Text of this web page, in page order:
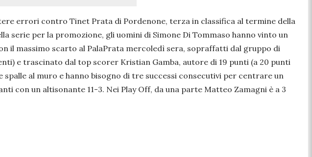
errori contro Tinet Prata di Pordenone, terza in classifica al termine della
per la promozione, gli uomini di Simone Di Tommaso hanno vinto un
il massimo scarto al PalaPrata mercoledì sera, sopraffatti dal gruppo di
e trascinato dal top scorer Kristian Gamba, autore di 19 punti (a 20 punti
al muro e hanno bisogno di tre successi consecutivi per centrare un
con un altisonante 11-3. Nei Play Off, da una parte Matteo Zamagni è a 3